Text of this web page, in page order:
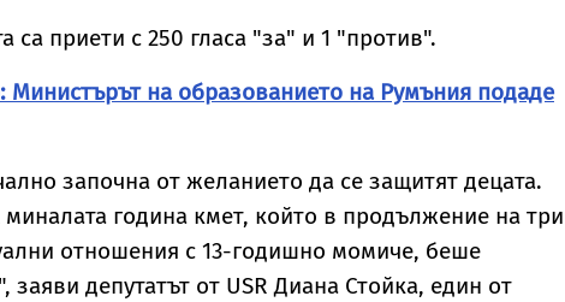
са приети с 250 гласа "за" и 1 "против".
Министърът на образованието на Румъния подаде
започна от желанието да се защитят децата.
година кмет, който в продължение на три
отношения с 13-годишно момиче, беше
заяви депутатът от USR Диана Стойка, един от